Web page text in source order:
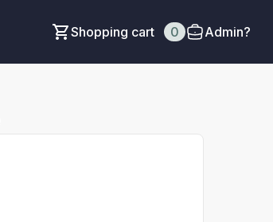
Shopping cart 0 Admin?